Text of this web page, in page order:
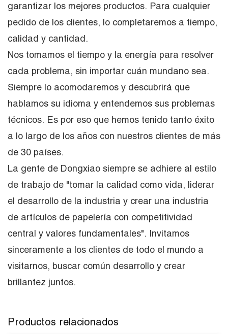
garantizar los mejores productos. Para cualquier
pedido de los clientes, lo completaremos a tiempo,
calidad y cantidad.
Nos tomamos el tiempo y la energía para resolver
cada problema, sin importar cuán mundano sea.
Siempre lo acomodaremos y descubrirá que
hablamos su idioma y entendemos sus problemas
técnicos. Es por eso que hemos tenido tanto éxito
a lo largo de los años con nuestros clientes de más
de 30 países.
La gente de Dongxiao siempre se adhiere al estilo
de trabajo de "tomar la calidad como vida, liderar
el desarrollo de la industria y crear una industria
de artículos de papelería con competitividad
central y valores fundamentales". Invitamos
sinceramente a los clientes de todo el mundo a
visitarnos, buscar común desarrollo y crear
brillantez juntos.
Productos relacionados